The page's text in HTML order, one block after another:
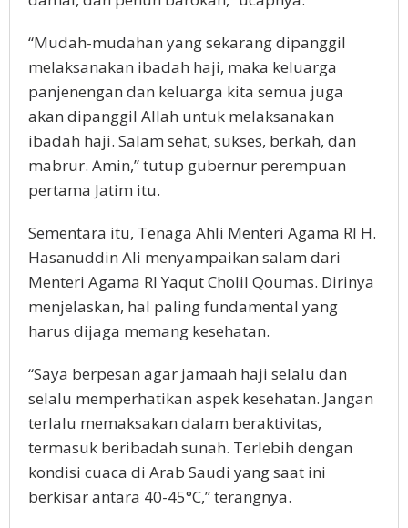
“Mudah-mudahan yang sekarang dipanggil
melaksanakan ibadah haji, maka keluarga
panjenengan dan keluarga kita semua juga
akan dipanggil Allah untuk melaksanakan
ibadah haji. Salam sehat, sukses, berkah, dan
mabrur. Amin,” tutup gubernur perempuan
pertama Jatim itu.
Sementara itu, Tenaga Ahli Menteri Agama RI H.
Hasanuddin Ali menyampaikan salam dari
Menteri Agama RI Yaqut Cholil Qoumas. Dirinya
menjelaskan, hal paling fundamental yang
harus dijaga memang kesehatan.
“Saya berpesan agar jamaah haji selalu dan
selalu memperhatikan aspek kesehatan. Jangan
terlalu memaksakan dalam beraktivitas,
termasuk beribadah sunah. Terlebih dengan
kondisi cuaca di Arab Saudi yang saat ini
berkisar antara 40-45°C,” terangnya.